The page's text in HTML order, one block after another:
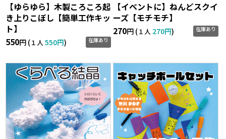
【ゆらゆら】木製ころころ起
き上りこぼし【簡単工作キッ
ト】
550円 (１人550円) 在庫あり
【イベントに】ねんどスクイ
ーズ【モチモチ】
270円 (１人 270円) 在庫あり